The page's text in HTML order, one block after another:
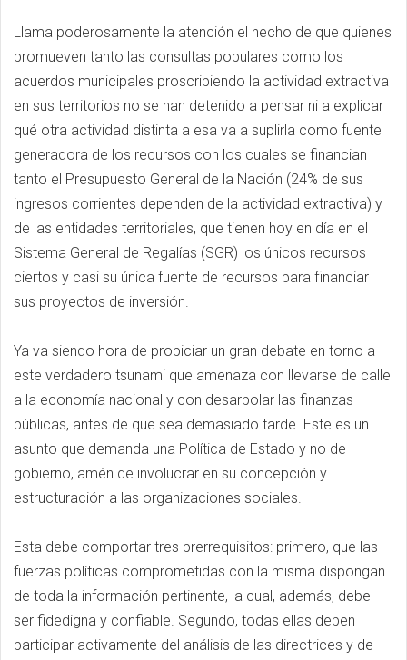
Llama poderosamente la atención el hecho de que quienes
promueven tanto las consultas populares como los
acuerdos municipales proscribiendo la actividad extractiva
en sus territorios no se han detenido a pensar ni a explicar
qué otra actividad distinta a esa va a suplirla como fuente
generadora de los recursos con los cuales se financian
tanto el Presupuesto General de la Nación (24% de sus
ingresos corrientes dependen de la actividad extractiva) y
de las entidades territoriales, que tienen hoy en día en el
Sistema General de Regalías (SGR) los únicos recursos
ciertos y casi su única fuente de recursos para financiar
sus proyectos de inversión.
Ya va siendo hora de propiciar un gran debate en torno a
este verdadero tsunami que amenaza con llevarse de calle
a la economía nacional y con desarbolar las finanzas
públicas, antes de que sea demasiado tarde. Este es un
asunto que demanda una Política de Estado y no de
gobierno, amén de involucrar en su concepción y
estructuración a las organizaciones sociales.
Esta debe comportar tres prerrequisitos: primero, que las
fuerzas políticas comprometidas con la misma dispongan
de toda la información pertinente, la cual, además, debe
ser fidedigna y confiable. Segundo, todas ellas deben
participar activamente del análisis de las directrices y de